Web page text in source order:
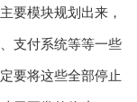
要模块规划出来，
支付系统等等一些
要将这些全部停止